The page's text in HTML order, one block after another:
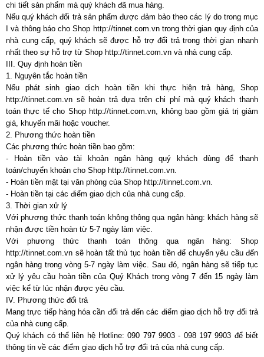
chi tiết sản phẩm mà quý khách đã mua hàng.
Nếu quý khách đổi trả sản phẩm được đảm bảo theo các lý do trong mục
I và thông báo cho Shop http://tinnet.com.vn trong thời gian quy định của
nhà cung cấp, quý khách sẽ được hỗ trợ đổi trả trong thời gian nhanh
nhất theo sự hỗ trợ từ Shop http://tinnet.com.vn và nhà cung cấp.
III. Quy định hoàn tiền
1. Nguyên tắc hoàn tiền
Nếu phát sinh giao dịch hoàn tiền khi thực hiện trả hàng, Shop
http://tinnet.com.vn sẽ hoàn trả dựa trên chi phí mà quý khách thanh
toán thực tế cho Shop http://tinnet.com.vn, không bao gồm giá trị giảm
giá, khuyến mãi hoặc voucher.
2. Phương thức hoàn tiền
Các phương thức hoàn tiền bao gồm:
- Hoàn tiền vào tài khoản ngân hàng quý khách dùng để thanh
toán/chuyển khoản cho Shop http://tinnet.com.vn.
- Hoàn tiền mặt tại văn phòng của Shop http://tinnet.com.vn.
- Hoàn tiền tại các điểm giao dịch của nhà cung cấp.
3. Thời gian xử lý
Với phương thức thanh toán không thông qua ngân hàng: khách hàng sẽ
nhận được tiền hoàn từ 5-7 ngày làm việc.
Với phương thức thanh toán thông qua ngân hàng: Shop
http://tinnet.com.vn sẽ hoàn tất thủ tục hoàn tiền để chuyển yêu cầu đến
ngân hàng trong vòng 5-7 ngày làm việc. Sau đó, ngân hàng sẽ tiếp tục
xử lý yêu cầu hoàn tiền của Quý Khách trong vòng 7 đến 15 ngày làm
việc kể từ lúc nhận được yêu cầu.
IV. Phương thức đổi trả
Mang trực tiếp hàng hóa cần đổi trả đến các điểm giao dịch hỗ trợ đổi trả
của nhà cung cấp.
Quý khách có thể liên hệ Hotline: 090 797 9903 - 098 197 9903 để biết
thông tin về các điểm giao dịch hỗ trợ đổi trả của nhà cung cấp.